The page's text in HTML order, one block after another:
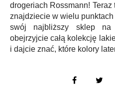
drogeriach Rossmann!
znajdziecie w wielu
swój najbliższy sklep
obejrzyjcie całą kolekcję
i dajcie znać, które kolory